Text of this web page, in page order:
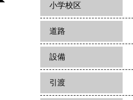
小学校区
道路
設備
引渡